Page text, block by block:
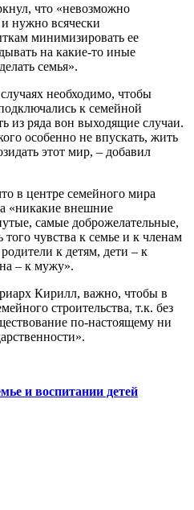
что «невозможно
нужно всячески
минимизировать ее
на какие-то иные
семья».
необходимо, чтобы
к семейной
из ряда вон выходящие случаи.
особенно не впускать, жить
этот мир, – добавил
в центре семейного мира
«никакие внешние
самые доброжелательные,
чувства к семье и к членам
к детям, дети – к
– к мужу».
Кирилл, важно, чтобы в
строительства, т.к. без
по-настоящему ни
и воспитании детей